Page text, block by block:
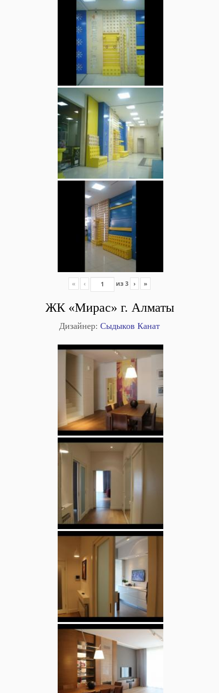
« ‹ из 3 › »
ЖК «Мирас» г. Алматы
Дизайнер: Сыдыков Канат